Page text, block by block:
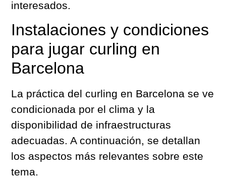
interesados.
Instalaciones y condiciones
para jugar curling en
Barcelona
La práctica del curling en Barcelona se ve
condicionada por el clima y la
disponibilidad de infraestructuras
adecuadas. A continuación, se detallan
los aspectos más relevantes sobre este
tema.